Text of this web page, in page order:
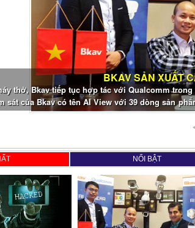
BKAV SẢN XUẤT
thở, Bkav tiếp tục hợp tác với Qualcomm
sát của Bkav có tên AI View với 39 dòng sản
tuệ nhân tạo.
NỔI BẬT